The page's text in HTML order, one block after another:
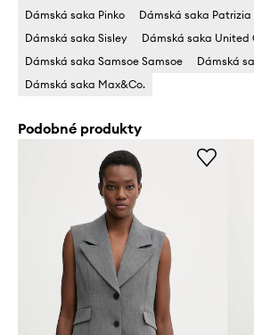
Dámská saka Pinko
Dámská saka Patrizia
Dámská saka Sisley
Dámská saka United
Dámská saka Samsoe Samsoe
Dámská
Dámská saka Max&Co.
Podobné produkty